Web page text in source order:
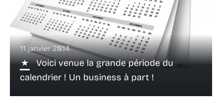
11 janvier 2014
Voici venue la grande période du
calendrier ! Un business à part !